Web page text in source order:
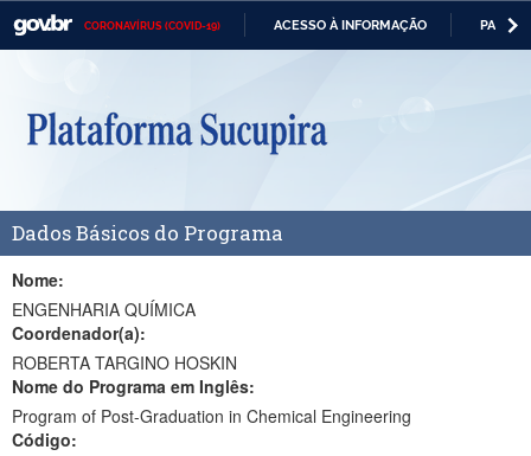
CORONAVÍRUS (COVID-19) ACESSO À INFORMAÇÃO
Casa Civil
Ministério da Defesa
Ministério da Economia
Ministério da Infraestrutura
Ministério da Agricultura, Pecuária e Abastecimento
Ministério da Educação
Ministério da Cidadania
Dados Básicos do Programa
Nome:
ENGENHARIA QUÍMICA
Coordenador(a):
ROBERTA TARGINO HOSKIN
Nome do Programa em Inglês:
Program of Post-Graduation in Chemical Engineering
Código: